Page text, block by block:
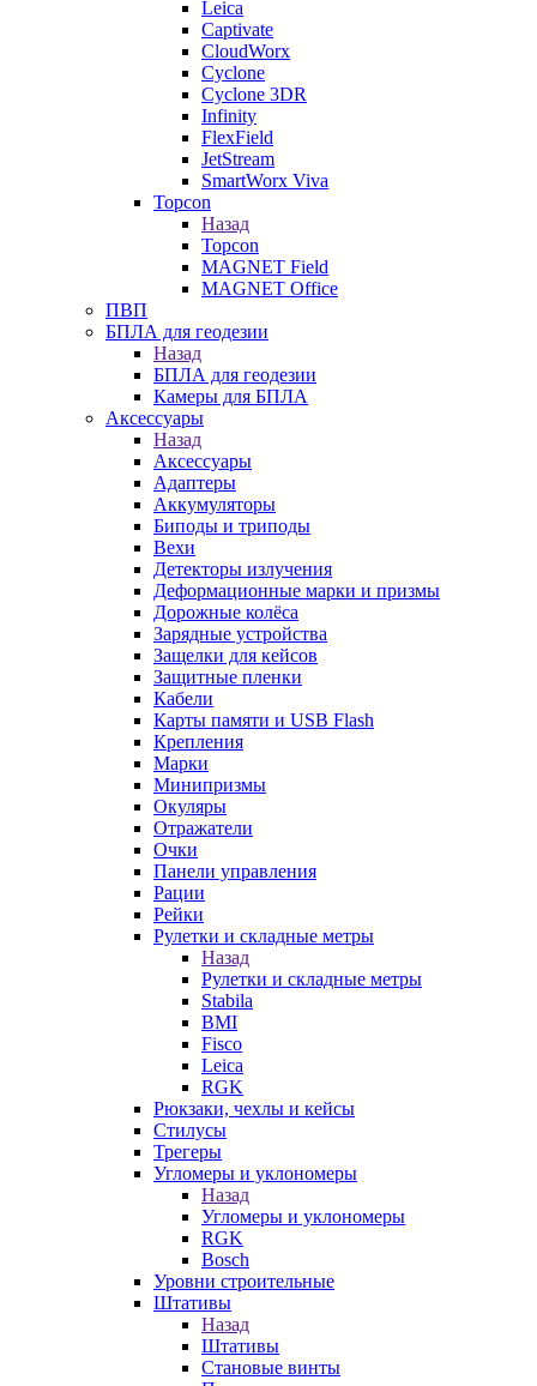
Leica
Captivate
CloudWorx
Cyclone
Cyclone 3DR
Infinity
FlexField
JetStream
SmartWorx Viva
Topcon
Назад
Topcon
MAGNET Field
MAGNET Office
ПВП
БПЛА для геодезии
Назад
БПЛА для геодезии
Камеры для БПЛА
Аксессуары
Назад
Аксессуары
Адаптеры
Аккумуляторы
Биподы и триподы
Вехи
Детекторы излучения
Деформационные марки и призмы
Дорожные колёса
Зарядные устройства
Защелки для кейсов
Защитные пленки
Кабели
Карты памяти и USB Flash
Крепления
Марки
Минипризмы
Окуляры
Отражатели
Очки
Панели управления
Рации
Рейки
Рулетки и складные метры
Назад
Рулетки и складные метры
Stabila
BMI
Fisco
Leica
RGK
Рюкзаки, чехлы и кейсы
Стилусы
Трегеры
Угломеры и уклономеры
Назад
Угломеры и уклономеры
RGK
Bosch
Уровни строительные
Штативы
Назад
Штативы
Становые винты